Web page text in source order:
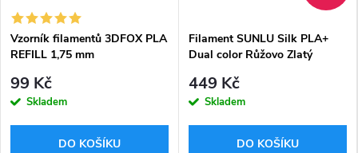
Vzorník filamentů 3DFOX PLA
REFILL 1,75 mm
99 Kč
Skladem
DO KOŠÍKU
Filament SUNLU Silk PLA+
Dual color Růžovo Zlatý
449 Kč
Skladem
DO KOŠÍKU